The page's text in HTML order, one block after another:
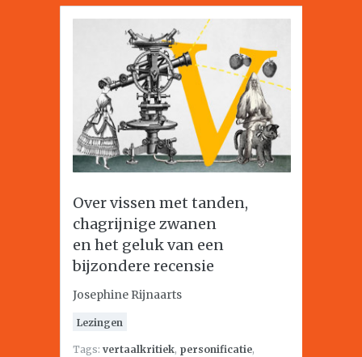
Over vissen met tanden,
chagrijnige zwanen
en het geluk van een
bijzondere recensie
Josephine Rijnaarts
Lezingen
Tags: vertaalkritiek, personificatie,